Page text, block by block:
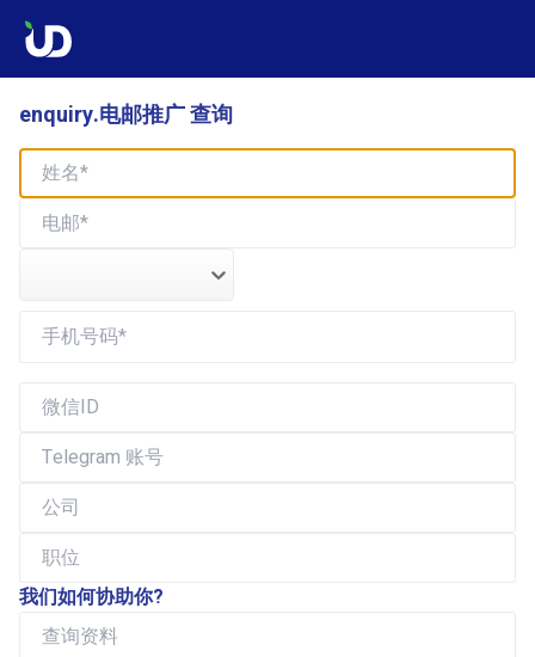
enquiry.电邮推广 查询
我们如何协助你?